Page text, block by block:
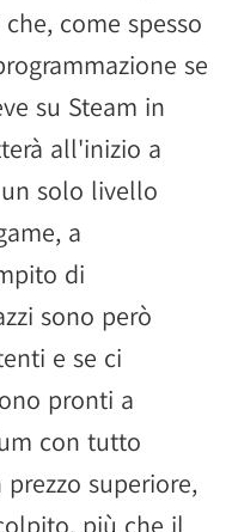
come spesso
se
su Steam in
all'inizio a
solo livello
a
di
sono però
e se ci
pronti a
con tutto
superiore,